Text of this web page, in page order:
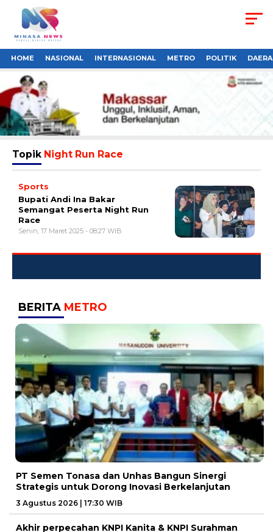
HOME NASIONAL INTERNASIONAL METRO POLITIK
Topik Night Run Race
Sports
Bupati Andi Ina Bakar
Semangat Peserta Night Run
Race
Senin, 17 Maret 2025 - 08:27 WIB
BERITA METRO
PT Semen Tonasa dan Unhas Bangun Sinergi
Strategis untuk Dorong Inovasi Berkelanjutan
3 Agustus 2026 | 17:30 WIB
Akhir perpecahan KNPI Kanita & KNPI Surahman